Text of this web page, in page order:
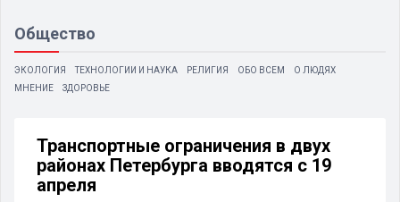
Общество
ЭКОЛОГИЯ ТЕХНОЛОГИИ И НАУКА РЕЛИГИЯ ОБО ВСЕМ
О ЛЮДЯХ
МНЕНИЕ
ЗДОРОВЬЕ
Транспортные ограничения в двух
районах Петербурга вводятся с 19
апреля